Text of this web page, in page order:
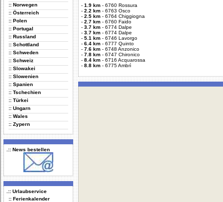
:: Norwegen
:: Österreich
:: Polen
:: Portugal
:: Russland
:: Schottland
:: Schweden
:: Schweiz
:: Slowakei
:: Slowenien
:: Spanien
:: Tschechien
:: Türkei
:: Ungarn
:: Wales
:: Zypern
.:: News bestellen
.:: Urlaubservice
:: Ferienkalender
- 1.9 km - 6760 Rossura
- 2.2 km - 6763 Osco
- 2.5 km - 6764 Chiggiogna
- 2.7 km - 6760 Faido
- 3.7 km - 6774 Dalpe
- 3.7 km - 6774 Dalpe
- 5.1 km - 6746 Lavorgo
- 6.4 km - 6777 Quinto
- 7.6 km - 6748 Anzonico
- 7.8 km - 6747 Chironico
- 8.4 km - 6716 Acquarossa
- 8.8 km - 6775 Ambrì